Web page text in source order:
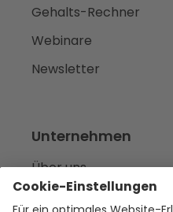
Gehalts-Rechner
Webinare
Newsletter
Unternehmen
Über uns
Karriere we‘re hiring